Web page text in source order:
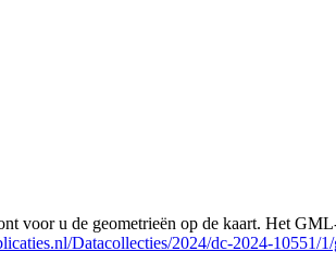
u de geometrieën op de kaart. Het
Datacollecties/2024/dc-2024-10551/